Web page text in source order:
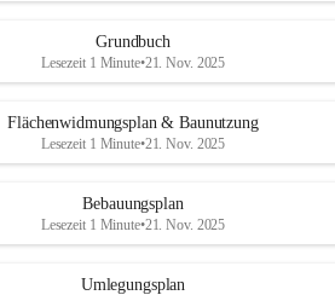
Grundbuch
Lesezeit 1 Minute•21. Nov. 2025
Flächenwidmungsplan & Baunutzung
Lesezeit 1 Minute•21. Nov. 2025
Bebauungsplan
Lesezeit 1 Minute•21. Nov. 2025
Umlegungsplan